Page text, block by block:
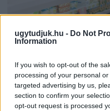
ugytudjuk.hu - Do Not
Information
If you wish to opt-out of the
processing of your personal
targeted advertising by us,
section to confirm your
opt-out request is processed